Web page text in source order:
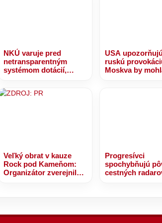
NKÚ varuje pred
netransparentným
systémom dotácií,
bolo rozdelených bez
jasných kritérií
USA
ruskú
Moskva by
Veľký obrat v kauze
Rock pod Kameňom:
Organizátor zverejnil
Progresívci
spochybňujú
cestných